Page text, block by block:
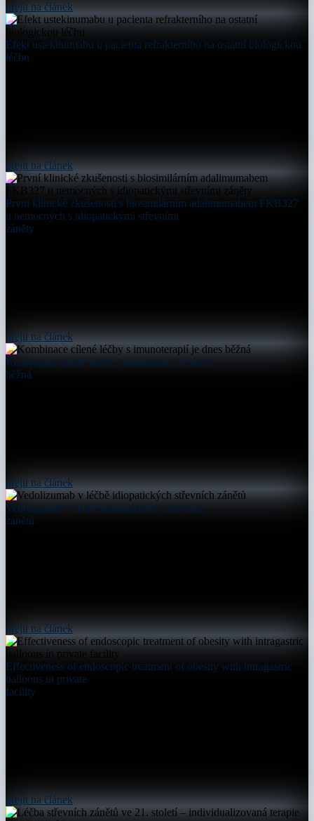
přejít na článek
Efekt ustekinumabu u pacienta refrakterního na ostatní biologickou
léčbu
přejít na článek
První klinické zkušenosti s biosimilárním adalimumabem FKB327
u nemocných s idiopatickými střevními
záněty
přejít na článek
Kombinace cílené léčby s imunoterapií je dnes
běžná
přejít na článek
Vedolizumab v léčbě idiopatických střevních
zánětů
přejít na článek
Effectiveness of endoscopic treatment of obesity with intragastric
balloons in private
facility
přejít na článek